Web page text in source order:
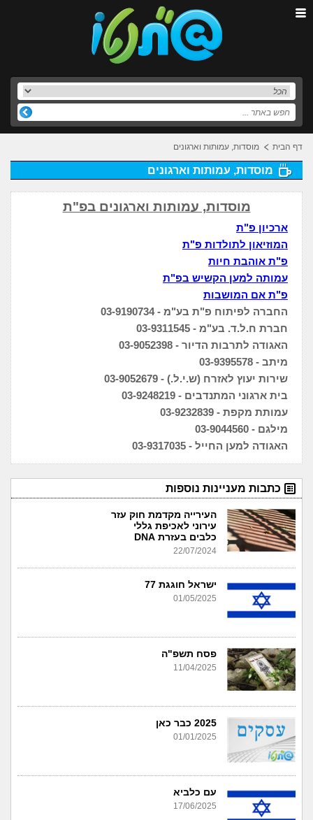
דף הבית מוסדות, עמותות וארגונים
מוסדות, עמותות וארגונים
מוסדות, עמותות וארגונים בפ"ת
ארכיון פ"ת
המוזיאון לתולדות פ"ת
פ"ת אוהבת חיות
עמותה למען הקשיש בפ"ת
פ"ת אם המושבות
החברה לפיתוח פ"ת בע"מ - 03-9190734
חברת ח.ל.ד. בע"מ - 03-9311545
האגודה לתרבות הדיור - 03-9052398
מיתב - 03-9395578
שירות יעוץ לאזרח (ש.י.ל.) - 03-9052679
בית ארגוני המתנדבים - 03-9248219
עמותת מקפת - 03-9232839
מילגם - 03-9044560
האגודה למען החייל - 03-9317035
כתבות מעניינות נוספות
העירייה מקדמת חוק עזר
עירוני לאכיפת גללי
כלבים בעזרת DNA
22/07/2024
ישראל חוגגת 77
01/05/2025
פסח תשפ"ה
11/04/2025
2025 כבר כאן
01/01/2025
עם כלביא
17/06/2025